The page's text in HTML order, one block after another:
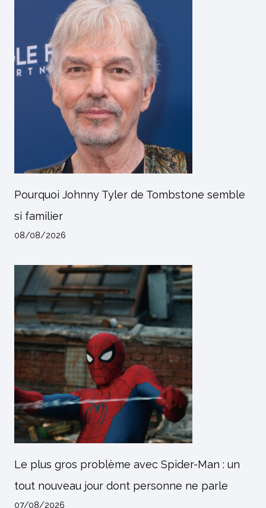
Pourquoi Johnny Tyler de Tombstone semble
si familier
08/08/2026
Le plus gros problème avec Spider-Man : un
tout nouveau jour dont personne ne parle
07/08/2026